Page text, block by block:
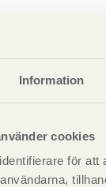
Information
cookies
för att
inte